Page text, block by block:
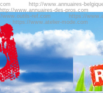
http://www.annuaires-
http://www.annuaires-des-pros.com
www.outils-ref.com
https://
https://www.atelier-mode.com